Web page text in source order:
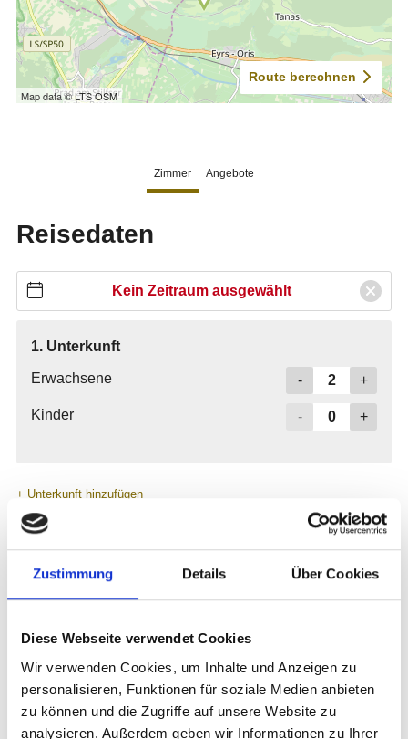
Zustimmung Details Über Cookies
Diese Webseite verwendet Cookies
Wir verwenden Cookies, um Inhalte und Anzeigen zu
personalisieren, Funktionen für soziale Medien anbieten
zu können und die Zugriffe auf unsere Website zu
analysieren. Außerdem geben wir Informationen zu Ihrer